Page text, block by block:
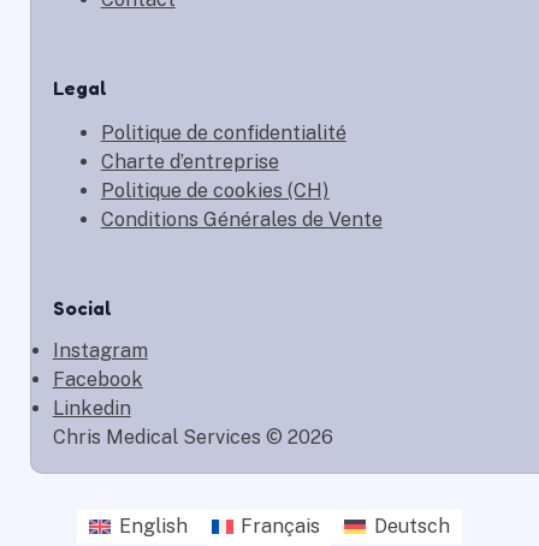
Legal
Politique de confidentialité
Charte d’entreprise
Politique de cookies (CH)
Conditions Générales de Vente
Social
Instagram
Facebook
Linkedin
Chris Medical Services © 2026
English Français
Deutsch